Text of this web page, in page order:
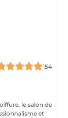
154
le salon de
et